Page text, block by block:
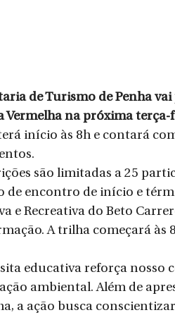
de Turismo de Penha
Vermelha na próxima terça-
início às 8h e contará
são limitadas a 25
de encontro de início e
e Recreativa do Beto
A trilha começará às
educativa reforça
ambiental. Além de
a ação busca